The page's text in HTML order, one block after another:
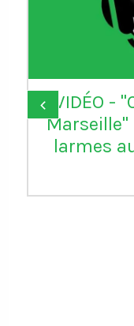
VIDÉO -
Marseille"
larmes
‹